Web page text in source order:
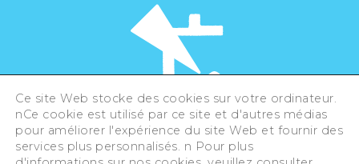
©Hiroshima Tourism Association /
Hiroshima Prefecture / Hiroshima City .
All rights reserved
Ce site Web stocke des cookies sur votre ordinateur.
nCe cookie est utilisé par ce site et d'autres médias
pour améliorer l'expérience du site Web et fournir des
services plus personnalisés. n Pour plus